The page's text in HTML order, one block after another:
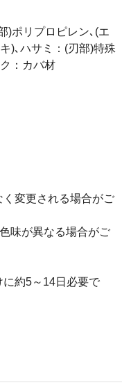
)ポリプロピレン､(エ
)､ハサミ：(刃部)特殊
：カバ材
変更される場合がご
味が異なる場合がご
約5～14日必要で